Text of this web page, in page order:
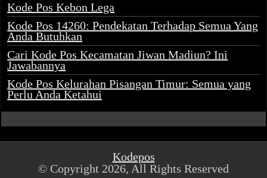
Kode Pos Kebon Lega
Kode Pos 14260: Pendekatan Terhadap Semua Yang
Anda Butuhkan
Cari Kode Pos Kecamatan Jiwan Madiun? Ini
Jawabannya
Kode Pos Kelurahan Pisangan Timur: Semua yang
Perlu Anda Ketahui
Kodepos
© Copyright 2026, All Rights Reserved